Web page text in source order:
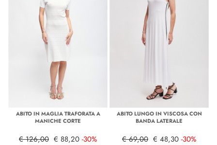
ABITO IN MAGLIA TRAFORATA A
MANICHE CORTE
€ 126,00 € 88,20 -30%
ABITO LUNGO IN VISCOSA CON
BANDA LATERALE
€ 69,00 € 48,30 -30%